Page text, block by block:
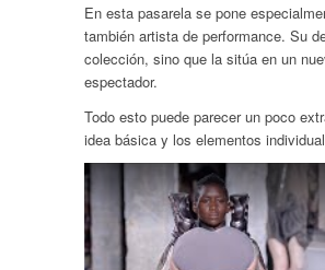
En esta pasarela se pone
también artista de performance. Su
colección, sino que la sitúa en un
espectador.
Todo esto puede parecer un poco
idea básica y los elementos